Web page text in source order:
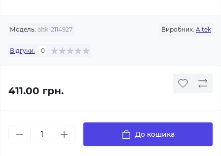
Модель: altk-2114927 Виробник: Altek
Відгуки: 0
411.00 грн.
До кошика